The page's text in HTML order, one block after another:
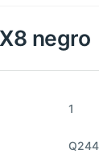
negro
1